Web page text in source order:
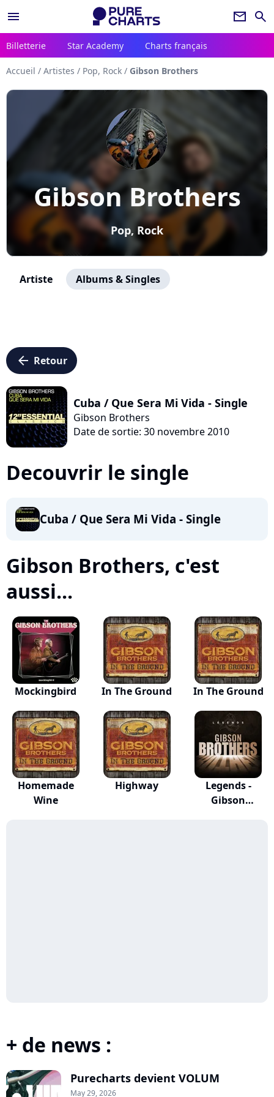
menu newsletter search
Billetterie Star Academy Charts français
Accueil / Artistes / Pop, Rock / Gibson Brothers
Gibson Brothers
Pop, Rock
Artiste Albums & Singles
arrow_left Retour
Cuba / Que Sera Mi Vida - Single
Gibson Brothers
Date de sortie: 30 novembre 2010
Decouvrir le single
Cuba / Que Sera Mi Vida - Single
Gibson Brothers, c'est
aussi...
Mockingbird In The Ground In The Ground
Homemade
Wine
Highway
Legends -
Gibson
+ de news :
Purecharts devient VOLUM
May 29, 2026